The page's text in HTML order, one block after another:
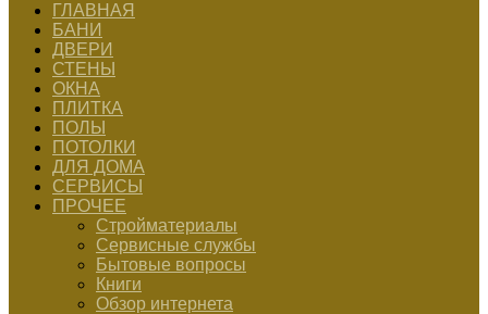
ГЛАВНАЯ
БАНИ
ДВЕРИ
СТЕНЫ
ОКНА
ПЛИТКА
ПОЛЫ
ПОТОЛКИ
ДЛЯ ДОМА
СЕРВИСЫ
ПРОЧЕЕ
Стройматериалы
Сервисные службы
Бытовые вопросы
Книги
Обзор интернета